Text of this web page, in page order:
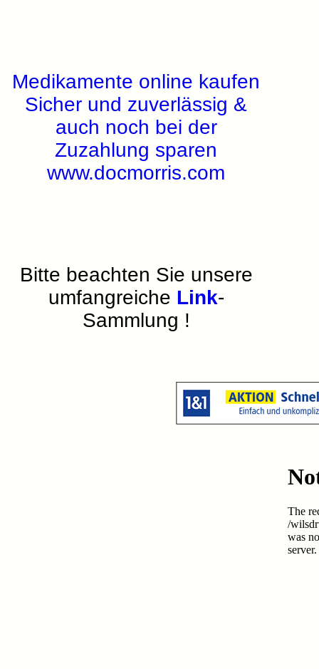
Medikamente online kaufen
Sicher und zuverlässig &
auch noch bei der
Zuzahlung sparen
www.docmorris.com
Bitte beachten Sie unsere
umfangreiche Link-
Sammlung !